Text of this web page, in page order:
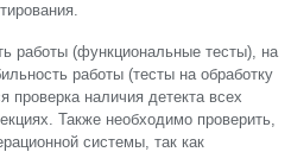
работы (функциональные тесты), на
работы (тесты на обработку
наличия детекта всех
Также необходимо проверить,
системы, так как